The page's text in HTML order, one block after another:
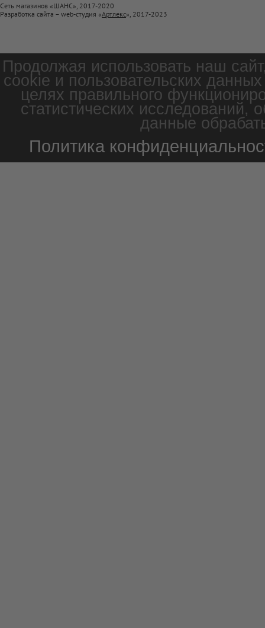
Сеть магазинов «ШАНС», 2017-2020
Разработка сайта – web-студия «Артлекс», 2017-2023
Продолжая использовать наш
cookie и пользовательских
целях правильного
статистических
данные
Политика